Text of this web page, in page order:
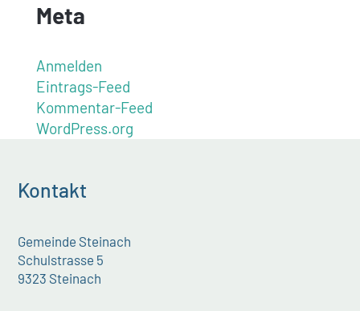
Meta
Anmelden
Eintrags-Feed
Kommentar-Feed
WordPress.org
Kontakt
Gemeinde Steinach
Schulstrasse 5
9323 Steinach